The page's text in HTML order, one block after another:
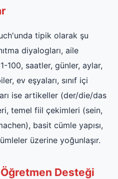
tipik olarak şu
diyalogları, aile
100, saatler, günler, aylar,
ev eşyaları, sınıf içi
ise artikeller (der/die/das
temel fiil çekimleri (sein,
basit cümle yapısı,
üzerine yoğunlaşır.
Desteği